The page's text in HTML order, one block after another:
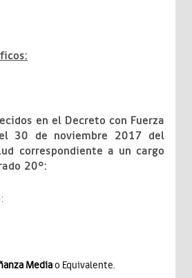
en el Decreto con Fuerza
30 de noviembre 2017 del
correspondiente a un cargo
20°:
Mediao Equivalente.